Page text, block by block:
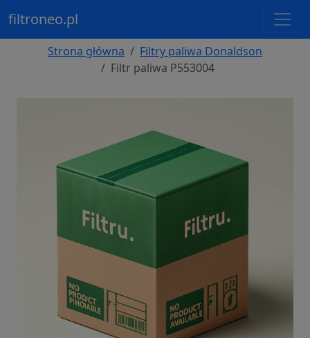
filtroneo.pl
Strona główna
Filtry paliwa Donaldson
Filtr paliwa P553004